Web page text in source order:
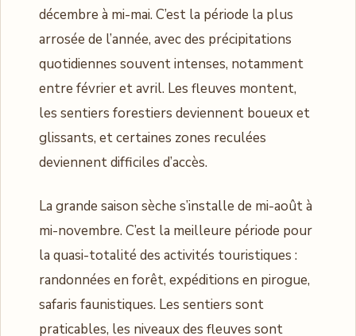
décembre à mi-mai. C’est la période la plus
arrosée de l’année, avec des précipitations
quotidiennes souvent intenses, notamment
entre février et avril. Les fleuves montent,
les sentiers forestiers deviennent boueux et
glissants, et certaines zones reculées
deviennent difficiles d’accès.
La grande saison sèche s’installe de mi-août à
mi-novembre. C’est la meilleure période pour
la quasi-totalité des activités touristiques :
randonnées en forêt, expéditions en pirogue,
safaris faunistiques. Les sentiers sont
praticables, les niveaux des fleuves sont